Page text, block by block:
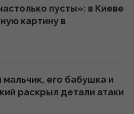
не нападать на
с нефтью в Черном
сразу два крупных
дронов
пусты»: в Киеве
картину в
его бабушка и
раскрыл детали атаки